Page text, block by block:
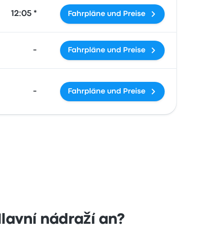
12:05 * Fahrpläne und Preise
- Fahrpläne und Preise
- Fahrpläne und Preise
nádraží an?